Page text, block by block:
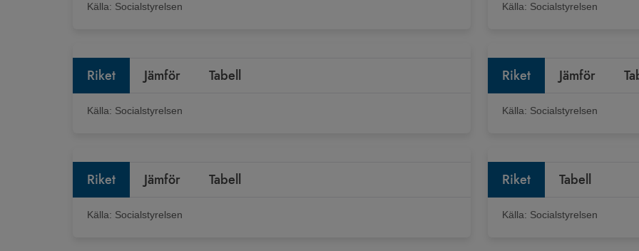
Källa: Socialstyrelsen Källa: Socialstyrelsen
Riket Jämför Tabell
Källa: Socialstyrelsen
Riket Jämför
Källa: Socialstyrelsen
Riket Jämför Tabell
Källa: Socialstyrelsen
Riket Tabell
Källa: Socialstyrelsen